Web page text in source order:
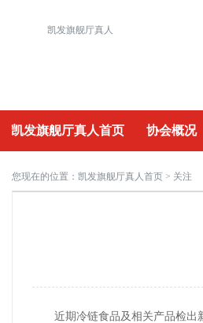
凯发旗舰厅真人
凯发旗舰厅真人首页 协会概况
重要活动
您现在的位置： 凯发旗舰厅真人首页 > 关注
近期冷链食品及相关产品检出